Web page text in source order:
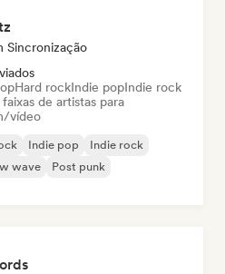
Sincronização
Hard rockIndie popIndie rock
de artistas para
vídeo
Indie pop
Indie rock
wave
Post punk